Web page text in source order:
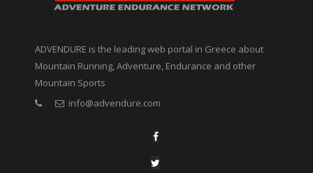
ADVENDURE is the leading web portal in Greece about
Mountain Running, Adventure, Endurance and other
Mountain Sports
info@advendure.com